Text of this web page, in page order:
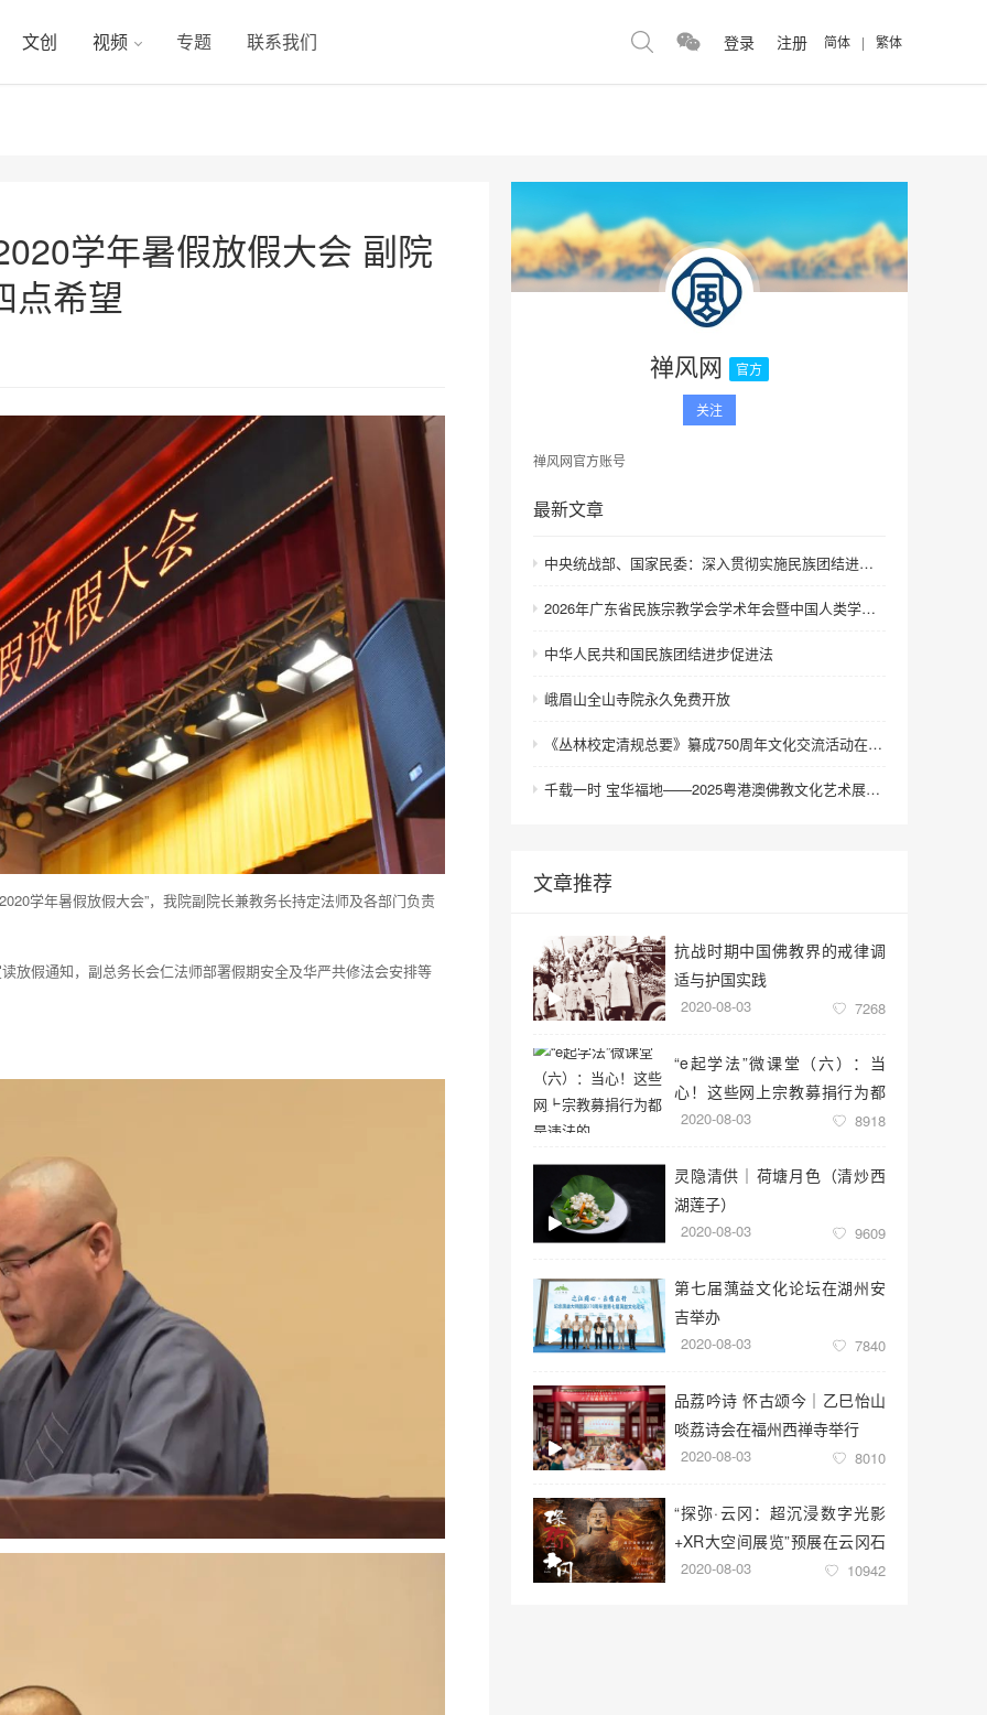
文创 视频 专题 联系我们 登录 注册 简体 | 繁体
学年暑假放假大会 副院
点希望
学年暑假放假大会”，我院副院长兼教务长持定法师及各部门负责
放假通知，副总务长会仁法师部署假期安全及华严共修法会安排等
禅风网 官方
关注
禅风网官方账号
最新文章
中央统战部、国家民委：深入贯彻实施民族团结进步促进法 进一步增强中华民族凝聚力向心力
2026年广东省民族宗教学会学术年会暨中国人类学民族学研究会城市民族工作研究专业委员会更名会议在深圳召开
中华人民共和国民族团结进步促进法
峨眉山全山寺院永久免费开放
《丛林校定清规总要》纂成750周年文化交流活动在浙江金华举行
千载一时 宝华福地——2025粤港澳佛教文化艺术展在港澳成功举办
文章推荐
抗战时期中国佛教界的戒律调
适与护国实践
2020-08-03 7268
“e起学法”微课堂（六）：当
心！这些网上宗教募捐行为都
是违法的
2020-08-03 8918
灵隐清供｜​荷塘月色（清炒西
湖莲子）
2020-08-03 9609
第七届蕅益文化论坛在湖州安
吉举办
2020-08-03 7840
品荔吟诗 怀古颂今｜乙巳怡山
啖荔诗会在福州西禅寺举行
2020-08-03 8010
“探弥·云冈：超沉浸数字光影
+XR大空间展览”预展在云冈石
窟云冈美术馆启幕
2020-08-03 10942